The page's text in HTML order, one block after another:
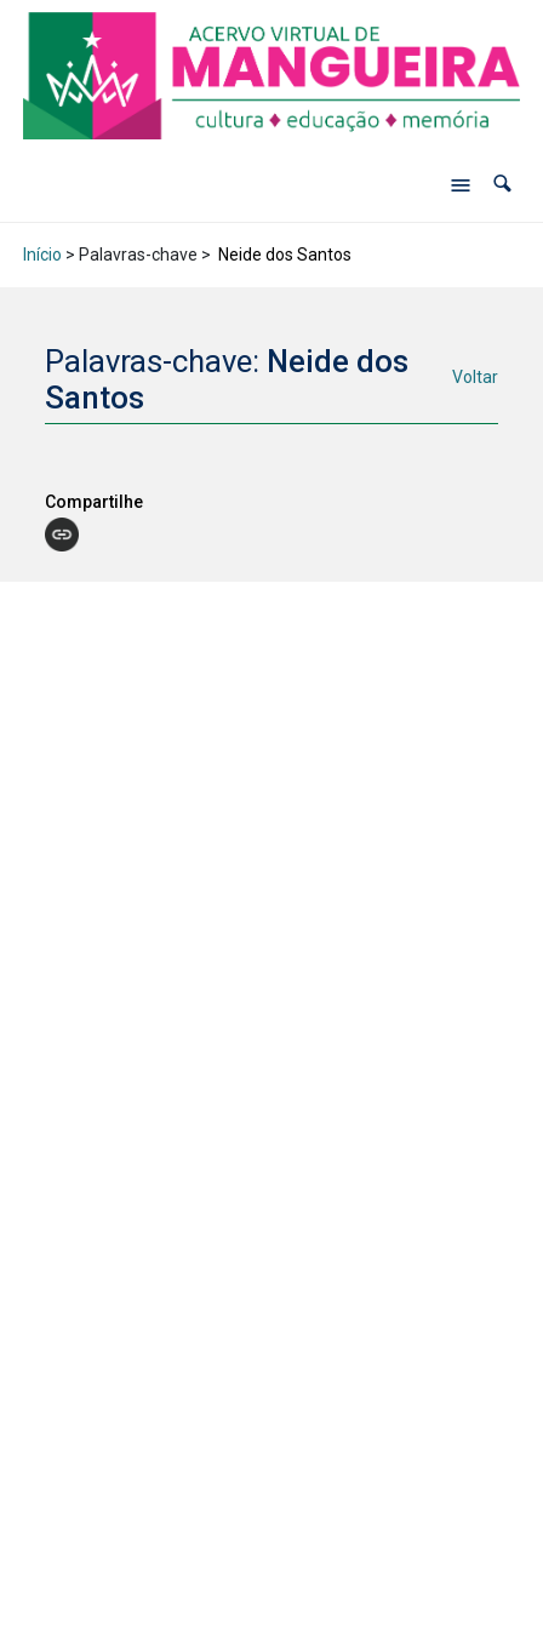
Início > Palavras-chave > Neide dos Santos
Palavras-chave: Neide dos
Santos
Voltar
Compartilhe